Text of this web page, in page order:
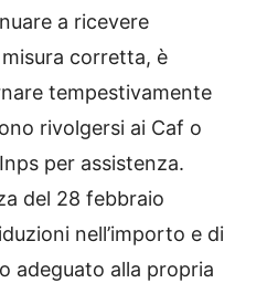
a ricevere
misura corretta, è
tempestivamente
rivolgersi ai Caf o
per assistenza.
del 28 febbraio
nell’importo e di
adeguato alla propria